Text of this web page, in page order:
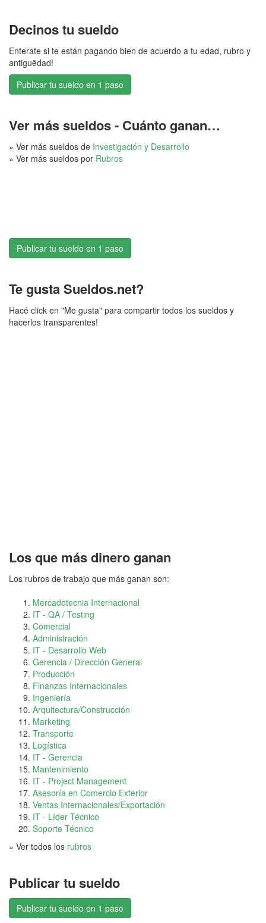
Decinos tu sueldo
Enterate si te están pagando bien de acuerdo a tu edad, rubro y
antiguëdad!
Publicar tu sueldo en 1 paso
Ver más sueldos - Cuánto ganan…
» Ver más sueldos de Investigación y Desarrollo
» Ver más sueldos por Rubros
Publicar tu sueldo en 1 paso
Te gusta Sueldos.net?
Hacé click en "Me gusta" para compartir todos los sueldos y
hacerlos transparentes!
Los que más dinero ganan
Los rubros de trabajo que más ganan son:
Mercadotecnia Internacional
IT - QA / Testing
Comercial
Administración
IT - Desarrollo Web
Gerencia / Dirección General
Producción
Finanzas Internacionales
Ingeniería
Arquitectura/Construcción
Marketing
Transporte
Logística
IT - Gerencia
Mantenimiento
IT - Project Management
Asesoría en Comercio Exterior
Ventas Internacionales/Exportación
IT - Líder Técnico
Soporte Técnico
» Ver todos los rubros
Publicar tu sueldo
Publicar tu sueldo en 1 paso